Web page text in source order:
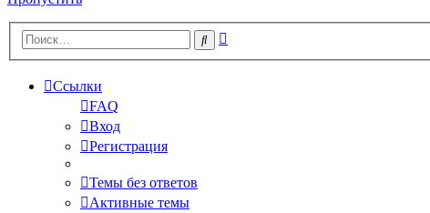
Поиск
Ссылки
FAQ
Вход
Регистрация
Темы без ответов
Активные темы